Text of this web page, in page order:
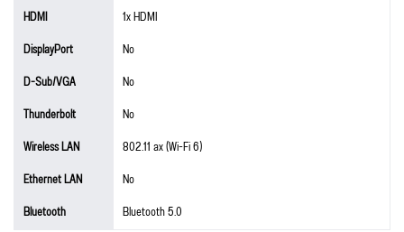
HDMI
1x HDMI
DisplayPort
No
D-Sub/VGA
No
Thunderbolt
No
Wireless LAN
802.11 ax (Wi-Fi 6)
Ethernet LAN
No
Bluetooth
Bluetooth 5.0